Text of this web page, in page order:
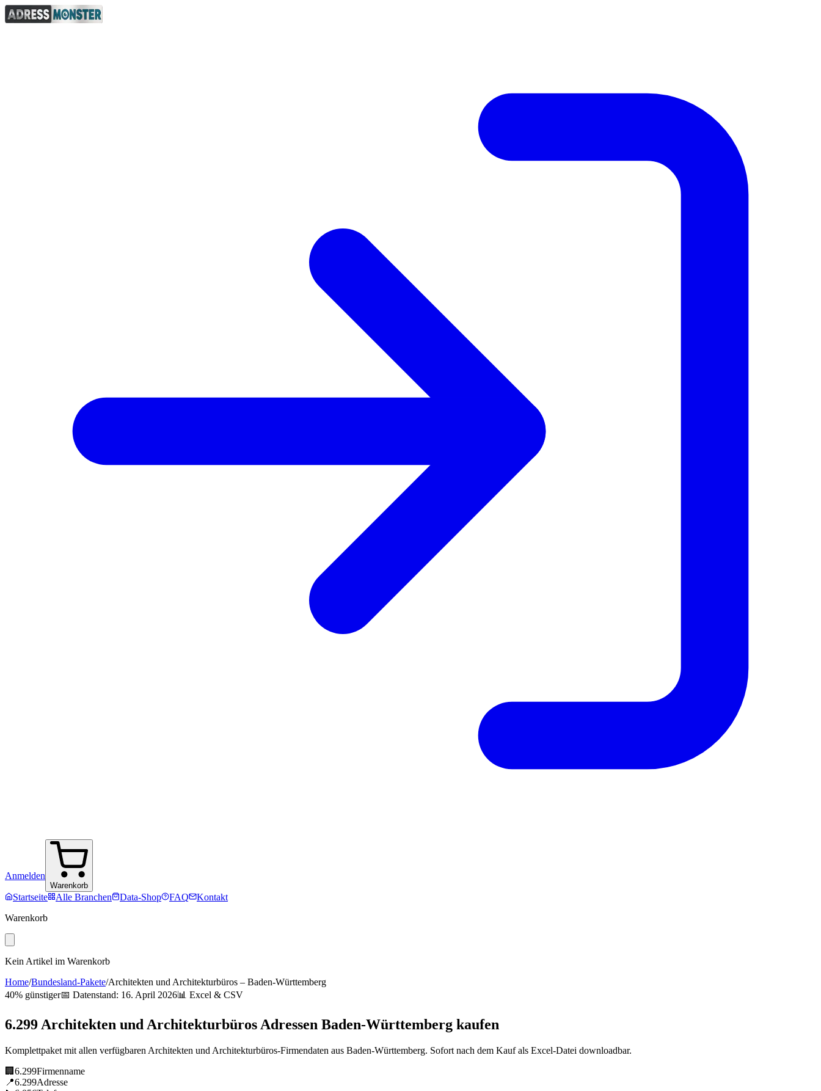
Anmelden
Warenkorb
Startseite Alle Branchen Data-Shop FAQ
Kontakt
Warenkorb
Kein Artikel im Warenkorb
Home/Bundesland-Pakete/Architekten und Architekturbüros – Baden-Württemberg
40% günstiger📅 Datenstand: 16. April 2026📊 Excel & CSV
6.299 Architekten und Architekturbüros Adressen Baden-Württemberg kaufen
Komplettpaket mit allen verfügbaren Architekten und Architekturbüros-Firmendaten aus Baden-Württemberg. Sofort nach dem Kauf als Excel-Datei downloadbar.
🏢 6.299Firmenname
📍6.299Adresse